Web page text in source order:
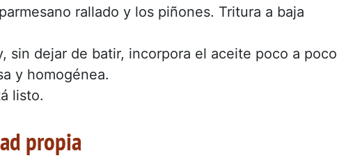
rallado y los piñones. Tritura a baja
sin dejar de batir, incorpora el aceite poco a poco
y homogénea.
listo.
propia